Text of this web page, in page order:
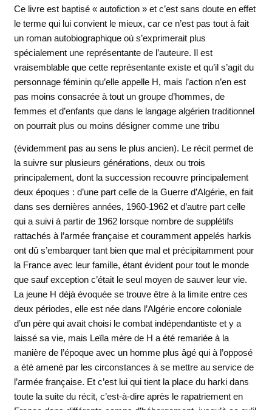
Ce livre est baptisé « autofiction » et c’est sans doute en effet
le terme qui lui convient le mieux, car ce n’est pas tout à fait
un roman autobiographique où s’exprimerait plus
spécialement une représentante de l’auteure. Il est
vraisemblable que cette représentante existe et qu’il s’agit du
personnage féminin qu’elle appelle H, mais l’action n’en est
pas moins consacrée à tout un groupe d’hommes, de
femmes et d’enfants que dans le langage algérien traditionnel
on pourrait plus ou moins désigner comme une tribu
(évidemment pas au sens le plus ancien). Le récit permet de
la suivre sur plusieurs générations, deux ou trois
principalement, dont la succession recouvre principalement
deux époques : d’une part celle de la Guerre d’Algérie, en fait
dans ses dernières années, 1960-1962 et d’autre part celle
qui a suivi à partir de 1962 lorsque nombre de supplétifs
rattachés à l’armée française et couramment appelés harkis
ont dû s’embarquer tant bien que mal et précipitamment pour
la France avec leur famille, étant évident pour tout le monde
que sauf exception c’était le seul moyen de sauver leur vie.
La jeune H déjà évoquée se trouve être à la limite entre ces
deux périodes, elle est née dans l’Algérie encore coloniale
d’un père qui avait choisi le combat indépendantiste et y a
laissé sa vie, mais Leïla mère de H a été remariée à la
manière de l’époque avec un homme plus âgé qui à l’opposé
a été amené par les circonstances à se mettre au service de
l’armée française. Et c’est lui qui tient la place du harki dans
toute la suite du récit, c’est-à-dire après le rapatriement en